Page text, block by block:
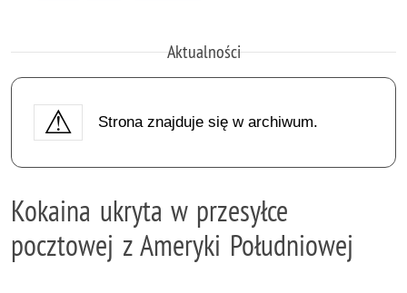
Aktualności
Strona znajduje się w archiwum.
Kokaina ukryta w przesyłce
pocztowej z Ameryki Południowej